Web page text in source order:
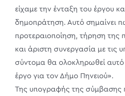
είχαμε την ένταξη του έργου
δημοπράτηση. Αυτό σημαίνει
προτεραιοποίηση, τήρηση της
και άριστη συνεργασία με τις
σύντομα θα ολοκληρωθεί
έργο για τον Δήμο Πηνειού».
Της υπογραφής της σύμβασης